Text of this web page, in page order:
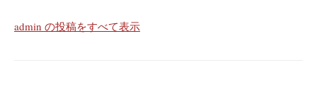
admin の投稿をすべて表示